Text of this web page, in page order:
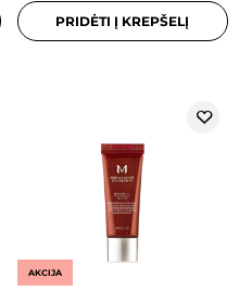
PRIDĖTI Į KREPŠELĮ
AKCIJA